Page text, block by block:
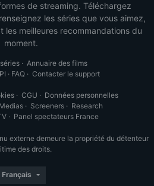
de streaming. Téléchargez
les séries que vous aimez,
les meilleures recommandations du
moment.
· Annuaire des films
· FAQ · Contacter le support
· CGU · Données personnelles
Medias· Screeners· Research
· Panel spectateurs France
externe demeure la propriété du détenteur
des droits.
Français